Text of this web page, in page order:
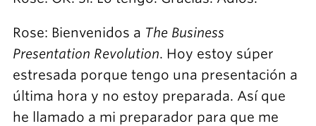
Rose: Bienvenidos a The Business
Presentation Revolution. Hoy estoy súper
estresada porque tengo una presentación a
última hora y no estoy preparada. Así que
he llamado a mi preparador para que me